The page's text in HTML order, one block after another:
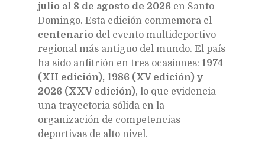
julio al 8 de agosto de 2026 en Santo
Domingo. Esta edición conmemora el
centenario del evento multideportivo
regional más antiguo del mundo. El país
ha sido anfitrión en tres ocasiones: 1974
(XII edición), 1986 (XV edición) y
2026 (XXV edición), lo que evidencia
una trayectoria sólida en la
organización de competencias
deportivas de alto nivel.